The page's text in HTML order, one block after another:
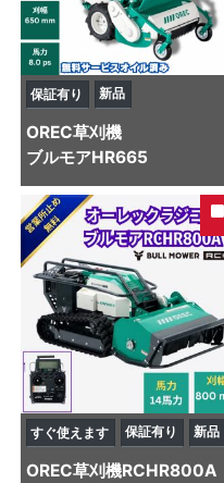
保証有り 新品
OREC草刈機
ブルモアHR665
すぐ使えます 保証有り 新品
OREC草刈機RCHR800A